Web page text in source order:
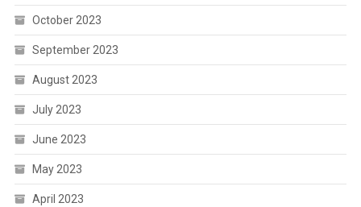
October 2023
September 2023
August 2023
July 2023
June 2023
May 2023
April 2023